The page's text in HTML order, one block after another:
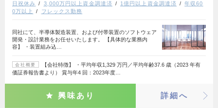
日祝休み
3,000万円以上資金調達済 1億円以上資金調達済
年収60
0万以上
フレックス勤務
同社にて、半導体製造装置、および付帯装置のソフトウェア
開発・設計業務をお任せいたします。 【具体的な業務内
容】 ・装置組み込…
会社概要
【会社特徴】 ・平均年収1,329 万円／平均年齢37.6 歳（2023 年有
価証券報告書より） 賞与年4 回：2023年度…
興味あり 詳細へ